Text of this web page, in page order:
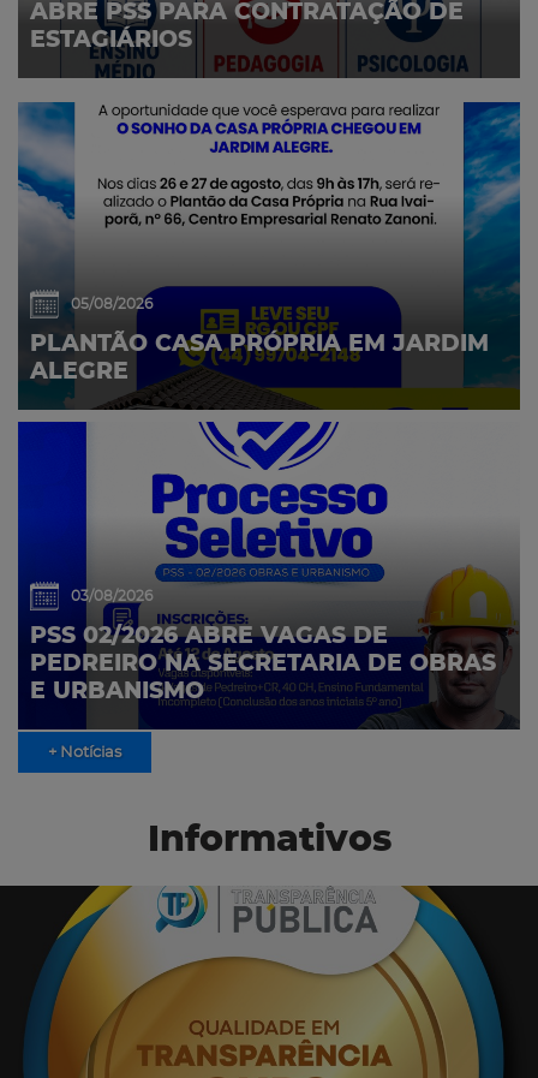
ABRE PSS PARA CONTRATAÇÃO DE
ESTAGIÁRIOS
05/08/2026
PLANTÃO CASA PRÓPRIA EM JARDIM
ALEGRE
03/08/2026
PSS 02/2026 ABRE VAGAS DE
PEDREIRO NA SECRETARIA DE OBRAS
E URBANISMO
+ Notícias
Informativos